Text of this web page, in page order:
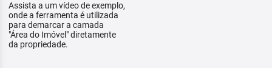
Assista a um vídeo de exemplo,
onde a ferramenta é utilizada
para demarcar a camada
"Área do Imóvel" diretamente
da propriedade.